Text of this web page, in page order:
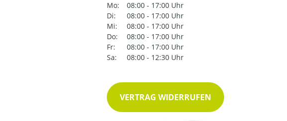
Mo:
08:00 - 17:00 Uhr
Di:
08:00 - 17:00 Uhr
Mi:
08:00 - 17:00 Uhr
Do:
08:00 - 17:00 Uhr
Fr:
08:00 - 17:00 Uhr
Sa:
08:00 - 12:30 Uhr
VERTRAG WIDERRUFEN